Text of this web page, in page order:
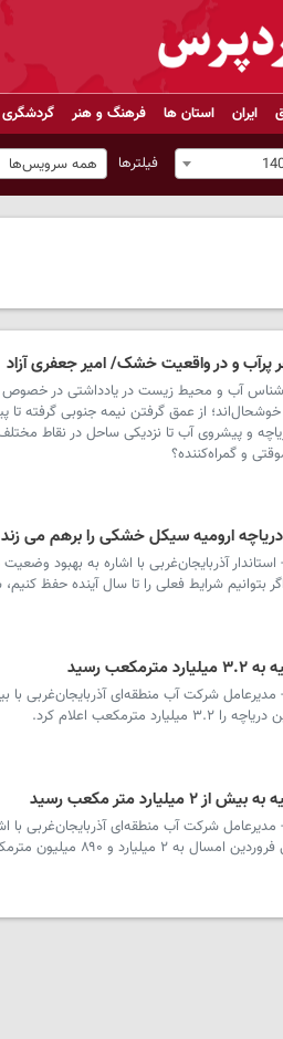
ایران استان ها فرهنگ و هنر گردشگری
فیلترها همه سرویس‌ها
پرآب و در واقعیت خشک/ امیر جعفری آزاد
شناس آب و محیط زیست در یادداشتی در خصوص
خوشحال‌اند؛ از عمق گرفتن نیمه جنوبی
و پیشروی آب تا نزدیکی ساحل در نقاط
و گمراه‌کننده؟
ارومیه سیکل خشکی را برهم می زند
بتوانیم شرایط فعلی را تا سال آینده حفظ
رسید
اعلام کرد.
متر مکعب رسید
شرکت آب منطقه‌ای آذربایجان‌غربی با
و ۸۹۰ میلیون مترمکعب رسیده است.